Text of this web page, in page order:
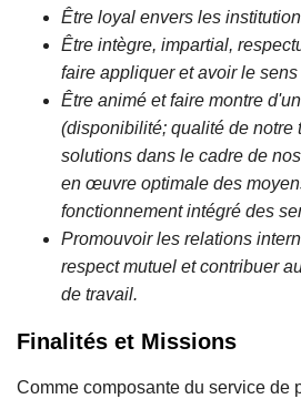
Être loyal envers les
Être intègre, impartial,
faire appliquer et avoir le
Être animé et faire montre
(disponibilité; qualité de notre
solutions dans le cadre de
en œuvre optimale des
fonctionnement intégré des
Promouvoir les relations
respect mutuel et contribuer
de travail.
Finalités et Missions
Comme composante du service de